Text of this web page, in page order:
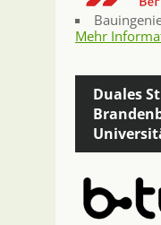
Mehr
Duales